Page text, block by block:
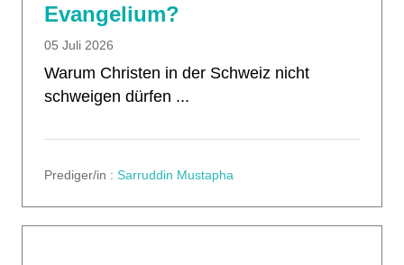
Evangelium?
05 Juli 2026
Warum Christen in der Schweiz nicht
schweigen dürfen ...
Prediger/in : Sarruddin Mustapha